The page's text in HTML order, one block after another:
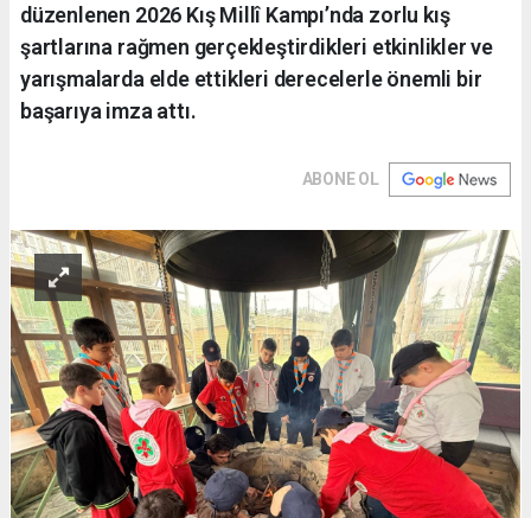
düzenlenen 2026 Kış Millî Kampı’nda zorlu kış
şartlarına rağmen gerçekleştirdikleri etkinlikler ve
yarışmalarda elde ettikleri derecelerle önemli bir
başarıya imza attı.
ABONE OL